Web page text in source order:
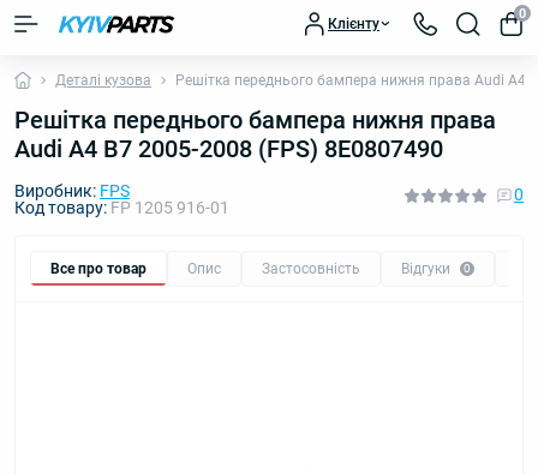
Клієнту
0
Деталі кузова Решітка переднього бампера нижня права Audi A4
Решітка переднього бампера нижня права
Audi A4 B7 2005-2008 (FPS) 8E0807490
Виробник: FPS
Код товару: FP 1205 916-01
0
Все про товар Опис Застосовність Відгуки 0